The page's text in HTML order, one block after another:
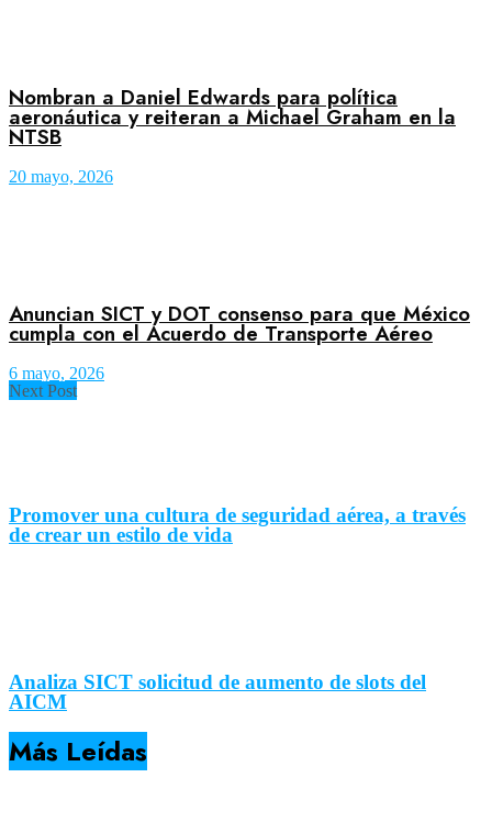
Nombran a Daniel Edwards para política
aeronáutica y reiteran a Michael Graham en la
NTSB
20 mayo, 2026
Anuncian SICT y DOT consenso para que México
cumpla con el Acuerdo de Transporte Aéreo
6 mayo, 2026
Next Post
Promover una cultura de seguridad aérea, a través
de crear un estilo de vida
Analiza SICT solicitud de aumento de slots del
AICM
Más Leídas